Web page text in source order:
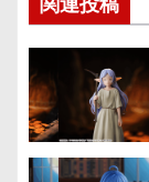
ー
シ
ョ
ン